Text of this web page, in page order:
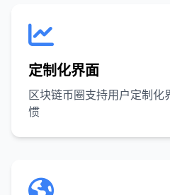
定制化界面
区块链币圈支持用户定制化
惯